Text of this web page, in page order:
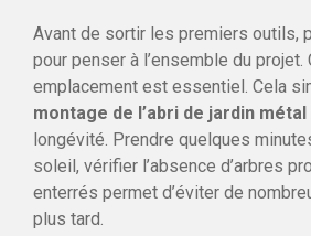
Avant de sortir les premiers outils,
pour penser à l’ensemble du projet.
emplacement est essentiel. Cela
montage de l’abri de jardin métal
longévité. Prendre quelques
soleil, vérifier l’absence d’arbres
enterrés permet d’éviter de
plus tard.